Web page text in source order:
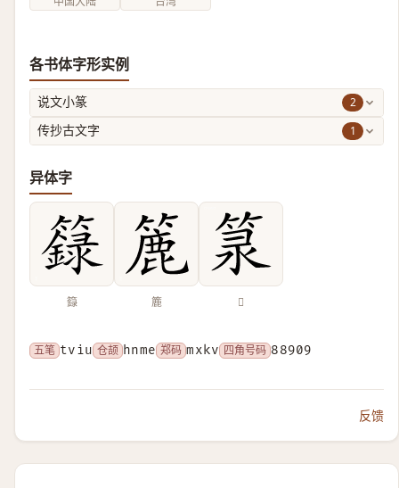
各书体字形实例
说文小篆 2
传抄古文字 1
异体字
籙 簏 𥭼
五笔 tviu 仓颉 hnme 郑码 mxkv 四角号码 88909
反馈